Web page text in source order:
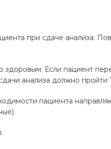
при сдаче анализа.
здоровым. Если пациент
анализа должно пройти
пациента